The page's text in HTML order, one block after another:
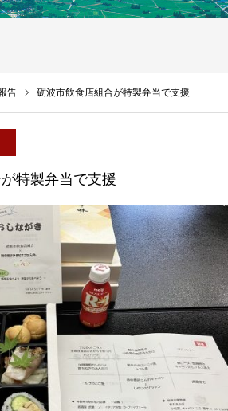
告 砺波市飲食店組合が特製弁当で支援
特製弁当で支援